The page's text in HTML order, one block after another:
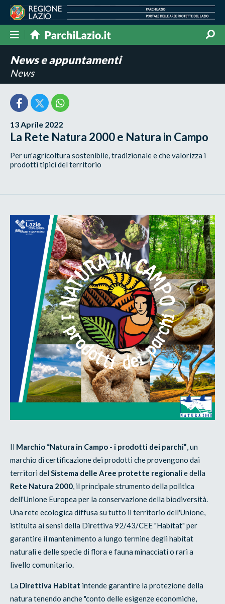
News e appuntamenti
News
13 Aprile 2022
La Rete Natura 2000 e Natura in Campo
Per un'agricoltura sostenibile, tradizionale e che valorizza i
prodotti tipici del territorio
Il Marchio “Natura in Campo - i prodotti dei parchi”, un
marchio di certificazione dei prodotti che provengono dai
territori delSistema delle Aree protette regionalie della
Rete Natura 2000, il principale strumento della politica
dell'Unione Europea per la conservazione della biodiversità.
Una rete ecologica diffusa su tutto il territorio dell'Unione,
istituita ai sensi della Direttiva 92/43/CEE "Habitat" per
garantire il mantenimento a lungo termine degli habitat
naturali e delle specie di flora e fauna minacciati o rari a
livello comunitario.
La Direttiva Habitat intende garantire la protezione della
natura tenendo anche "conto delle esigenze economiche,